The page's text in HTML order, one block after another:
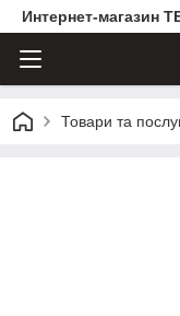
Интернет-магазин
Товари та